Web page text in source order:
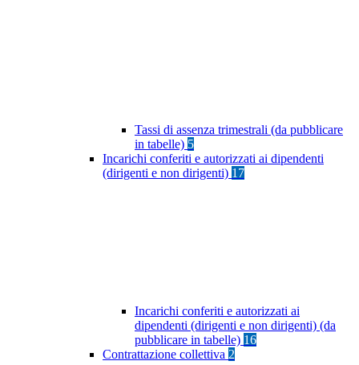
Tassi di assenza trimestrali (da pubblicare
in tabelle) 5
Incarichi conferiti e autorizzati ai dipendenti
(dirigenti e non dirigenti) 17
Incarichi conferiti e autorizzati ai
dipendenti (dirigenti e non dirigenti) (da
pubblicare in tabelle) 16
Contrattazione collettiva 2